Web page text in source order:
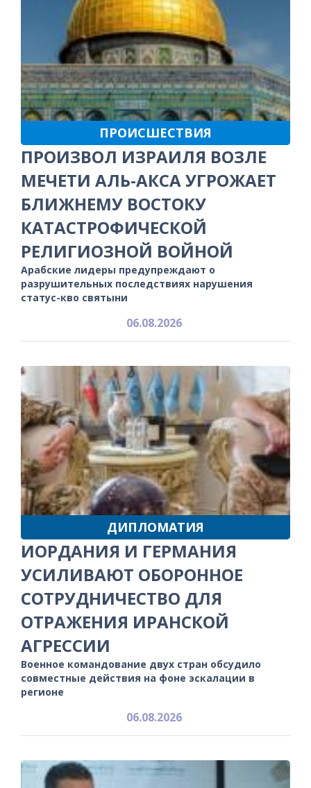
ПРОИСШЕСТВИЯ
ПРОИЗВОЛ ИЗРАИЛЯ ВОЗЛЕ
МЕЧЕТИ АЛЬ-АКСА УГРОЖАЕТ
БЛИЖНЕМУ ВОСТОКУ
КАТАСТРОФИЧЕСКОЙ
РЕЛИГИОЗНОЙ ВОЙНОЙ
Арабские лидеры предупреждают о
разрушительных последствиях нарушения
статус-кво святыни
06.08.2026
ДИПЛОМАТИЯ
ИОРДАНИЯ И ГЕРМАНИЯ
УСИЛИВАЮТ ОБОРОННОЕ
СОТРУДНИЧЕСТВО ДЛЯ
ОТРАЖЕНИЯ ИРАНСКОЙ
АГРЕССИИ
Военное командование двух стран обсудило
совместные действия на фоне эскалации в
регионе
06.08.2026